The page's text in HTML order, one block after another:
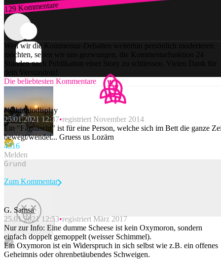
129 Kommentare
Zum Login
Weil wir die Kommentar-Debatten weiterhin persönlich moderieren
möchten, sehen wir uns gezwungen, die Kommentarfunktion 24
Stunden nach Publikation einer Story zu schliessen. Vielen Dank für
dein Verständnis!
Die beliebtesten Kommentare
Nothingtodisplay
25.01.2021 12:37 registriert November 2014
Ein "Fägnäscht" ist für eine Person, welche sich im Bett die ganze
bewegt/wendet... Gruess us Lozärn
4316
Melden
Beitrag melden
Zum Kommentar
G. Samsa
25.01.2021 12:53 registriert März 2017
Nur zur Info: Eine dumme Scheese ist kein Oxymoron, sondern
einfach doppelt gemoppelt (weisser Schimmel).
Ein Oxymoron ist ein Widerspruch in sich selbst wie z.B. ein offenes
Geheimnis oder ohrenbetäubendes Schweigen.